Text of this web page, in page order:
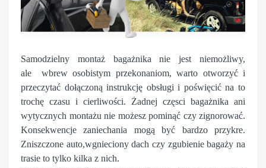
Samodzielny montaż bagażnika nie jest niemożliwy,
ale wbrew osobistym przekonaniom, warto otworzyć i
przeczytać dołączoną instrukcję obsługi i poświęcić na to
trochę czasu i cierliwości. Żadnej częsci bagażnika ani
wytycznych montażu nie możesz pominąć czy zignorować.
Konsekwencje zaniechania mogą być bardzo przykre.
Zniszczone auto,wgnieciony dach czy zgubienie bagaży na
trasie to tylko kilka z nich.